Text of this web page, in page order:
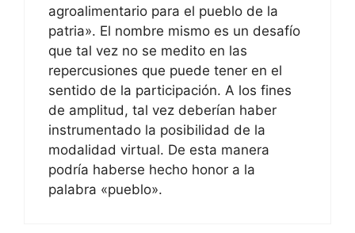
agroalimentario para el pueblo de la
patria». El nombre mismo es un desafío
que tal vez no se medito en las
repercusiones que puede tener en el
sentido de la participación. A los fines
de amplitud, tal vez deberían haber
instrumentado la posibilidad de la
modalidad virtual. De esta manera
podría haberse hecho honor a la
palabra «pueblo».